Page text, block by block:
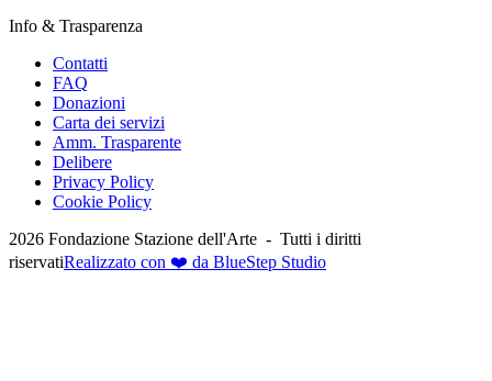
Info & Trasparenza
Contatti
FAQ
Donazioni
Carta dei servizi
Amm. Trasparente
Delibere
Privacy Policy
Cookie Policy
2026 Fondazione Stazione dell'Arte - Tutti i diritti
riservatiRealizzato con ❤️ da BlueStep Studio